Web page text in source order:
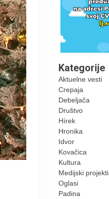
Kategorije
Aktuelne vesti
Crepaja
Debeljača
Društvo
Hírek
Hronika
Idvor
Kovačica
Kultura
Medijski projekti
Oglasi
Padina